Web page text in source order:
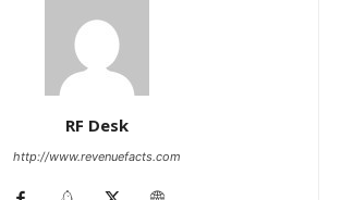
RF Desk
http://www.revenuefacts.com